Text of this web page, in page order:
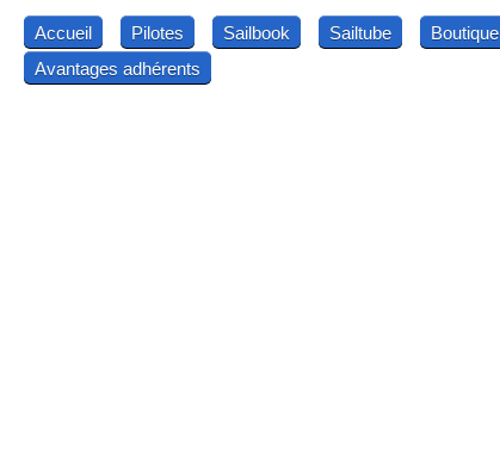
Accueil Pilotes Sailbook Sailtube
Boutique
Avantages adhérents